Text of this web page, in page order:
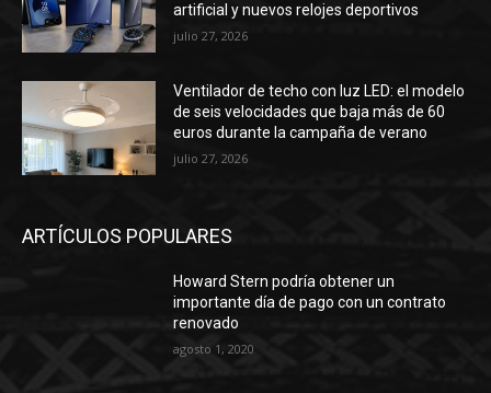
artificial y nuevos relojes deportivos
julio 27, 2026
Ventilador de techo con luz LED: el modelo
de seis velocidades que baja más de 60
euros durante la campaña de verano
julio 27, 2026
ARTÍCULOS POPULARES
Howard Stern podría obtener un
importante día de pago con un contrato
renovado
agosto 1, 2020